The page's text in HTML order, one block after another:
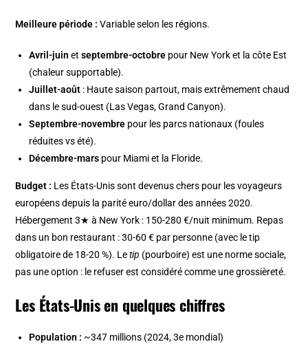
Meilleure période : Variable selon les régions.
Avril-juin etseptembre-octobre pour New York et la côte Est
(chaleur supportable).
Juillet-août : Haute saison partout, mais extrêmement chaud
dans le sud-ouest (Las Vegas, Grand Canyon).
Septembre-novembre pour les parcs nationaux (foules
réduites vs été).
Décembre-mars pour Miami et la Floride.
Budget : Les États-Unis sont devenus chers pour les voyageurs
européens depuis la parité euro/dollar des années 2020.
Hébergement 3★ à New York : 150-280 €/nuit minimum. Repas
dans un bon restaurant : 30-60 € par personne (avec le tip
obligatoire de 18-20 %). Letip (pourboire) est une norme sociale,
pas une option : le refuser est considéré comme une grossièreté.
Les États-Unis en quelques chiffres
Population : ~347 millions (2024, 3e mondial)